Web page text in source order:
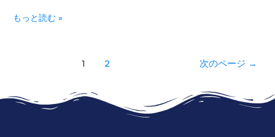
もっと読む »
1 2 次のページ →